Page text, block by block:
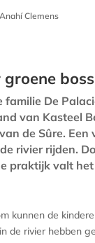
Anahí Clemens
De
van Kasteel
de Sûre.
rivier rijden.
praktijk valt het
kunnen de
de rivier hebben